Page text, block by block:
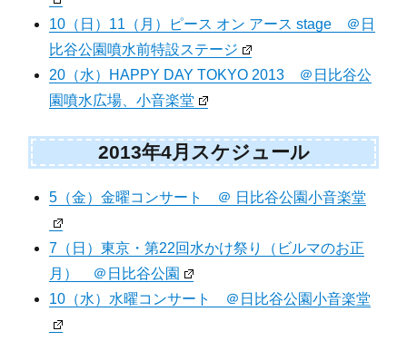
10（日）11（月）ピース オン アース stage ＠日
比谷公園噴水前特設ステージ
20（水）HAPPY DAY TOKYO 2013 ＠日比谷公
園噴水広場、小音楽堂
2013年4月スケジュール
5（金）金曜コンサート ＠ 日比谷公園小音楽堂
7（日）東京・第22回水かけ祭り（ビルマのお正
月） ＠日比谷公園
10（水）水曜コンサート ＠日比谷公園小音楽堂